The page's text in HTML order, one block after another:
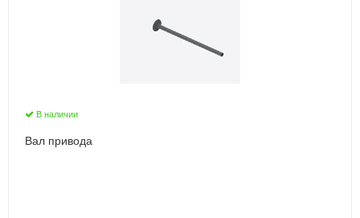
В наличии
Вал привода